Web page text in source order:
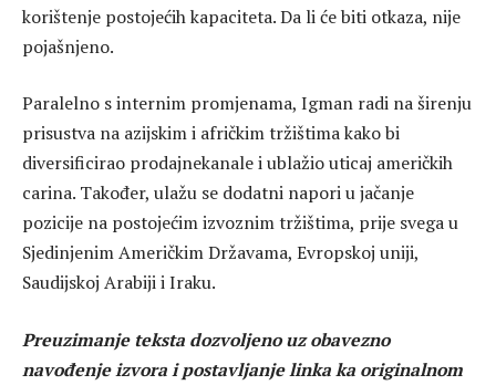
korištenje postojećih kapaciteta. Da li će biti otkaza, nije
pojašnjeno.
Paralelno s internim promjenama, Igman radi na širenju
prisustva na azijskim i afričkim tržištima kako bi
diversificirao prodajnekanale i ublažio uticaj američkih
carina. Također, ulažu se dodatni napori u jačanje
pozicije na postojećim izvoznim tržištima, prije svega u
Sjedinjenim Američkim Državama, Evropskoj uniji,
Saudijskoj Arabiji i Iraku.
Preuzimanje teksta dozvoljeno uz obavezno
navođenje izvora i postavljanje linka ka originalnom